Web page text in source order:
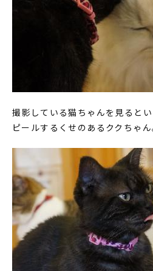
撮影している猫ちゃんを見ると
ピールするくせのあるククちゃん